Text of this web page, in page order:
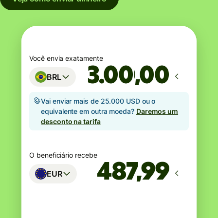
Você envia exatamente
BRL ,00
Vai enviar mais de 25.000 USD ou o
equivalente em outra moeda? Daremos um
desconto na tarifa
O beneficiário recebe
EUR